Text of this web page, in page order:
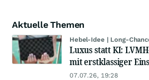
Aktuelle Themen
Hebel-Idee | Long-
Luxus statt KI:
mit erstklassiger
07.07.26, 19:28